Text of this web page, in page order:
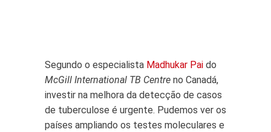
Segundo o especialista Madhukar Pai do
McGill International TB Centre no Canadá,
investir na melhora da detecção de casos
de tuberculose é urgente. Pudemos ver os
países ampliando os testes moleculares e